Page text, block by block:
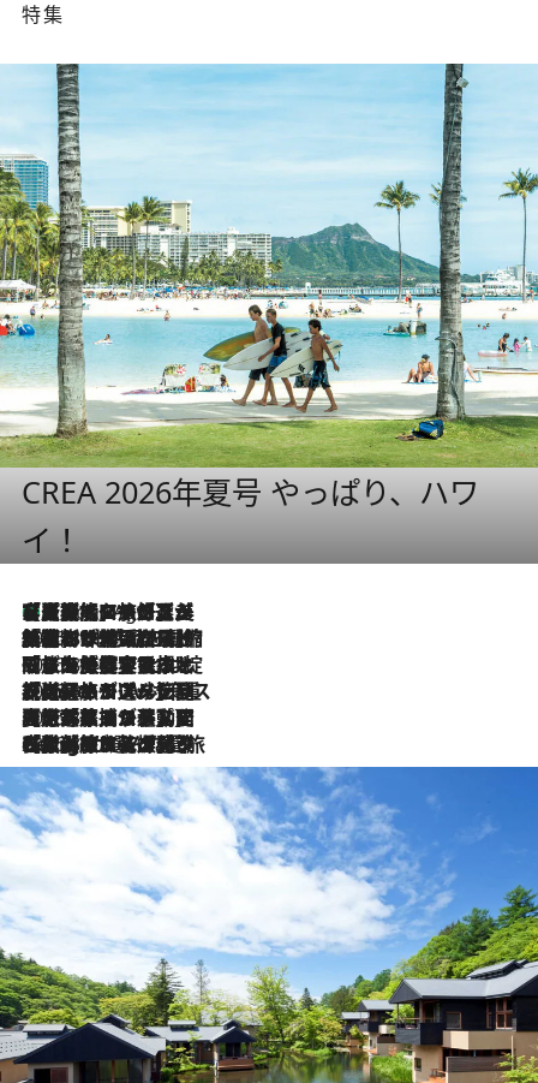
特集
CREA 2026年夏号 やっぱり、ハワ
イ！
1 Hour Ago
【厳選旅コスメ】「多機能アイテムがメイン！」旅好き美容エディターが選んだ夏旅ベストコスメを発表【Mサイズジップ】
2026.8.6
「荷物が増えるほど旅ストレスは増す」美容ジャーナリストがたどり着いた最終結論。“化粧品を劇的に減らす”感動の凝縮美容とは
2026.8.6
「旅先には金髪ウィッグを持参」日本と同じメイクでは損してる!? 美容ジャーナリストが提案する“掟破りの旅美容”とは
2026.8.6
【厳選旅コスメ】「身軽さ＆UV対策重視！」ヘアアーティストshucoが選んだ夏旅ベストコスメを発表【Mサイズジップ】
2026.8.5
【厳選旅コスメ】国内をあちこち移動する河井菜摘が選んだ夏旅ベストコスメ発表！「リラックスアイテムはマスト」【Mサイズジップ】
2026.8.4
【厳選旅コスメ】「紫外線＆乾燥対策しながらメイク感も！」ヘア＆メイクGeorgeが選んだ夏旅ベストコスメを発表！【Mサイズジップ】